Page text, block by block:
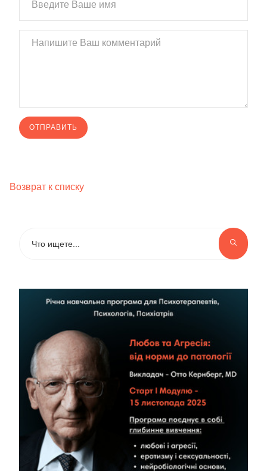
Возврат к списку